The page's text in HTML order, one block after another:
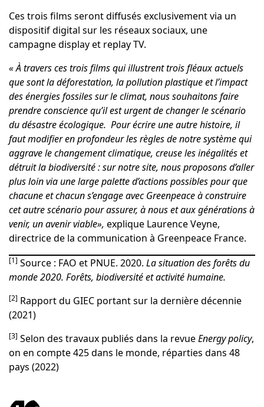
Ces trois films seront diffusés exclusivement via un
dispositif digital sur les réseaux sociaux, une
campagne display et replay TV.
«À travers ces trois films qui illustrent trois fléaux actuels
que sont la déforestation, la pollution plastique et l’impact
des énergies fossiles sur le climat, nous souhaitons faire
prendre conscience qu’il est urgent de changer le scénario
du désastre écologique. Pour écrire une autre histoire, il
faut modifier en profondeur les règles de notre système qui
aggrave le changement climatique, creuse les inégalités et
détruit la biodiversité : sur notre site, nous proposons d’aller
plus loin via une large palette d’actions possibles pour que
chacune et chacun s’engage avec Greenpeace à construire
cet autre scénario pour assurer, à nous et aux générations à
venir, un avenir viable», explique Laurence Veyne,
directrice de la communication à Greenpeace France.
[1] Source : FAO et PNUE. 2020. La situation des forêts du
monde 2020. Forêts, biodiversité et activité humaine.
[2] Rapport du GIECportant sur la dernière décennie
(2021)
[3] Selon des travaux publiés dans la revueEnergy policy,
on en compte 425 dans le monde, réparties dans 48
pays (2022)